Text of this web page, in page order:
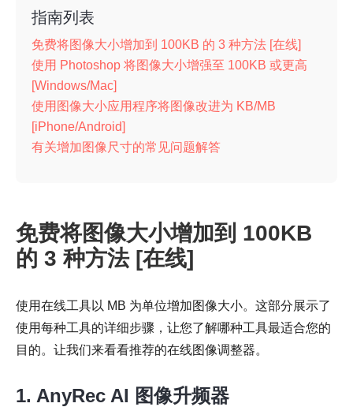
指南列表
免费将图像大小增加到 100KB 的 3 种方法 [在线]
使用 Photoshop 将图像大小增强至 100KB 或更高
[Windows/Mac]
使用图像大小应用程序将图像改进为 KB/MB
[iPhone/Android]
有关增加图像尺寸的常见问题解答
免费将图像大小增加到 100KB
的 3 种方法 [在线]
使用在线工具以 MB 为单位增加图像大小。这部分展示了
使用每种工具的详细步骤，让您了解哪种工具最适合您的
目的。让我们来看看推荐的在线图像调整器。
1. AnyRec AI 图像升频器